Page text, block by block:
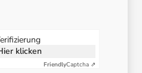
klicken
FriendlyCaptcha ⇗